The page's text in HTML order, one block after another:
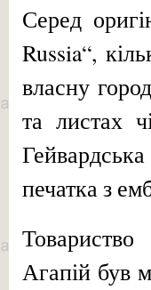
Серед
Russia“,
власну
та листах
печатка з
Агапій був